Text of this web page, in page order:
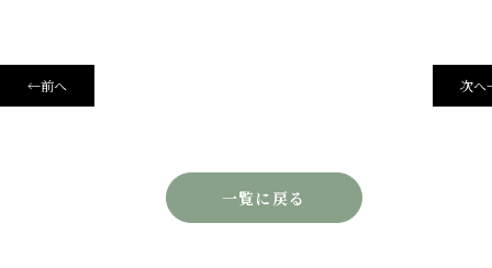
←前へ 次へ
一覧に戻る